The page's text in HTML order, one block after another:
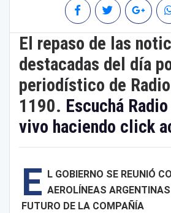
El repaso de las
destacadas del día
periodístico de
1190. Escuchá
vivo haciendo click
E L GOBIERNO SE REUNIÓ
AEROLÍNEAS
FUTURO DE LA COMPAÑÍA